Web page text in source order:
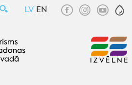
LV EN
IZVĒLNE